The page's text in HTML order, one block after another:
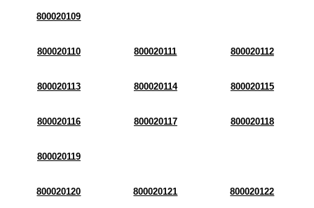
800020109
800020110 800020111 800020112
800020113 800020114 800020115
800020116 800020117 800020118
800020119
800020120 800020121 800020122